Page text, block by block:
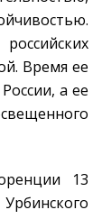
Время ее
а ее
13